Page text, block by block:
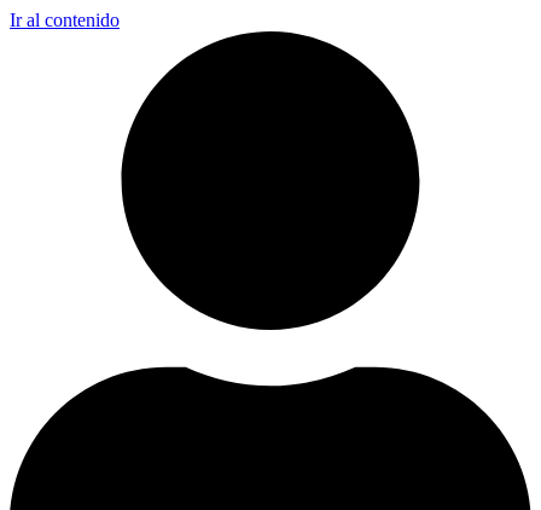
Ir al contenido